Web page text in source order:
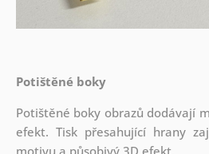
Potištěné boky
Potištěné boky obrazů dodávají
efekt. Tisk přesahující hrany